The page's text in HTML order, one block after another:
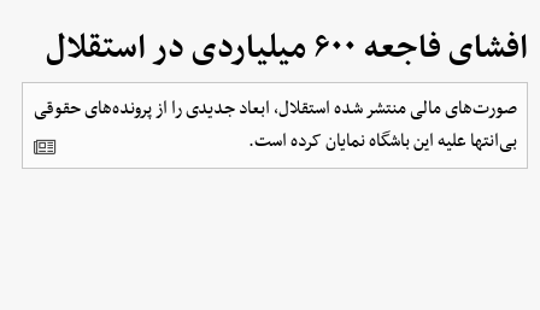
افشای فاجعه ۶۰۰ میلیاردی در استقلال
صورت‌های مالی منتشر شده استقلال، ابعاد جدیدی را از پرونده‌های حقوقی
بی‌انتها علیه این باشگاه نمایان کرده است‌.